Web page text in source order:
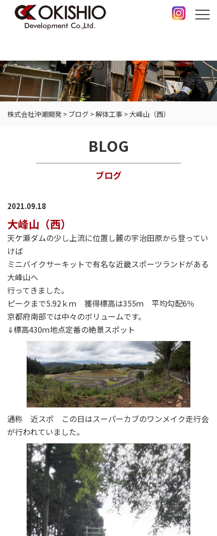
株式会社沖潮開発 > ブログ >解体工事 >大峰山（西）
BLOG
ブログ
2021.09.18
大峰山（西）
天ケ瀬ダムの少し上流に位置し麓の宇治田原から登ってい
けば
ミニバイクサーキットで有名な近畿スポーツランドがある
大峰山へ
行ってきました。
ピークまで5.92ｋｍ 獲得標高は355ｍ 平均勾配6％
京都府南部では中々のボリュームです。
⇓標高430ｍ地点定番の絶景スポット
通称 近スポ この日はスーパーカブのワンメイク走行会
が行われていました。